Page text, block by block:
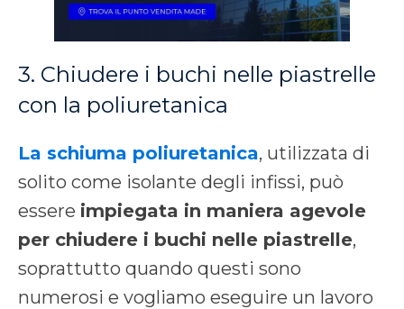
3. Chiudere i buchi nelle piastrelle
con la poliuretanica
La schiuma poliuretanica, utilizzata di
solito come isolante degli infissi, può
essere impiegata in maniera agevole
per chiudere i buchi nelle piastrelle,
soprattutto quando questi sono
numerosi e vogliamo eseguire un lavoro